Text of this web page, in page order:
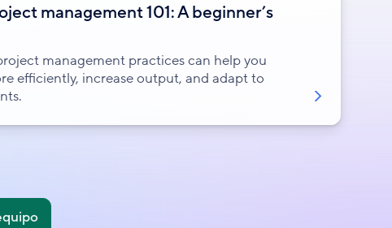
management 101: A beginner’s
management practices can help you
efficiently, increase output, and adapt to